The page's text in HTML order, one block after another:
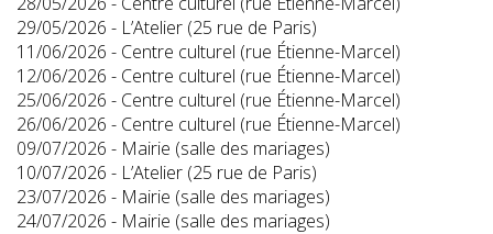
29/05/2026 - L’Atelier (25 rue de Paris)
11/06/2026 - Centre culturel (rue Étienne-Marcel)
12/06/2026 - Centre culturel (rue Étienne-Marcel)
25/06/2026 - Centre culturel (rue Étienne-Marcel)
26/06/2026 - Centre culturel (rue Étienne-Marcel)
09/07/2026 - Mairie (salle des mariages)
10/07/2026 - L’Atelier (25 rue de Paris)
23/07/2026 - Mairie (salle des mariages)
24/07/2026 - Mairie (salle des mariages)